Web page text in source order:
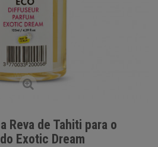
Reva de Tahiti para o
Exotic Dream